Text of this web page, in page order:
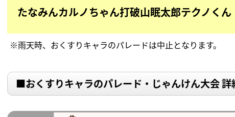
たなみんカルノちゃん打破山眠太郎テクノくん
※雨天時、おくすりキャラのパレードは中止となります。
■おくすりキャラのパレード・じゃんけん大会 詳